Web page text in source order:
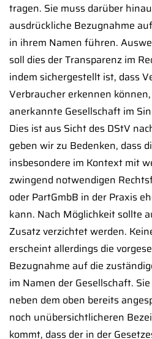
tragen. Sie muss darüber
ausdrückliche Bezugnahme
in ihrem Namen führen.
soll dies der Transparenz im
indem sichergestellt ist, dass
Verbraucher erkennen
anerkannte Gesellschaft im
Dies ist aus Sicht des DStV
geben wir zu Bedenken, dass
insbesondere im Kontext mit
zwingend notwendigen
oder PartGmbB in der Praxis
kann. Nach Möglichkeit sollte
Zusatz verzichtet werden.
erscheint allerdings die
Bezugnahme auf die
im Namen der Gesellschaft.
neben dem oben bereits
noch unübersichtlicheren
kommt, dass der in der